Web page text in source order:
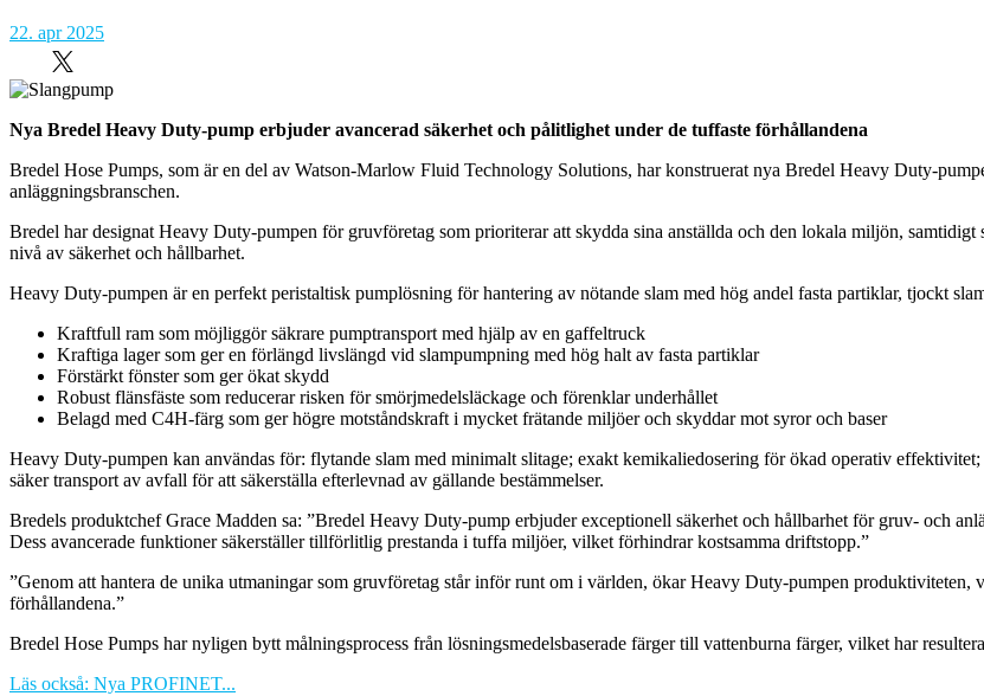
22. apr 2025
Nya Bredel Heavy Duty-pump erbjuder avancerad säkerhet och pålitlighet under de tuffaste förhållandena
Bredel Hose Pumps, som är en del av Watson-Marlow Fluid Technology Solutions, har konstruerat nya Bredel Heavy Duty-
anläggningsbranschen.
Bredel har designat Heavy Duty-pumpen för gruvföretag som prioriterar att skydda sina anställda och den lokala miljön,
nivå av säkerhet och hållbarhet.
Heavy Duty-pumpen är en perfekt peristaltisk pumplösning för hantering av nötande slam med hög andel fasta partiklar, tjockt
Kraftfull ram som möjliggör säkrare pumptransport med hjälp av en gaffeltruck
Kraftiga lager som ger en förlängd livslängd vid slampumpning med hög halt av fasta partiklar
Förstärkt fönster som ger ökat skydd
Robust flänsfäste som reducerar risken för smörjmedelsläckage och förenklar underhållet
Belagd med C4H-färg som ger högre motståndskraft i mycket frätande miljöer och skyddar mot syror och baser
Heavy Duty-pumpen kan användas för: flytande slam med minimalt slitage; exakt kemikaliedosering för ökad operativ
säker transport av avfall för att säkerställa efterlevnad av gällande bestämmelser.
Bredels produktchef Grace Madden sa: ”Bredel Heavy Duty-pump erbjuder exceptionell säkerhet och hållbarhet för gruv- och
Dess avancerade funktioner säkerställer tillförlitlig prestanda i tuffa miljöer, vilket förhindrar kostsamma driftstopp.”
”Genom att hantera de unika utmaningar som gruvföretag står inför runt om i världen, ökar Heavy Duty-pumpen
förhållandena.”
Bredel Hose Pumps har nyligen bytt målningsprocess från lösningsmedelsbaserade färger till vattenburna färger, vilket har
Läs också: Nya PROFINET...